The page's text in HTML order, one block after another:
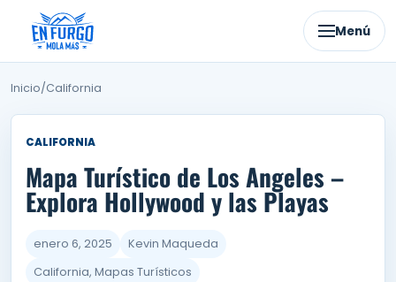
contenido
Menú
Inicio/California
CALIFORNIA
Mapa Turístico de Los Angeles –
Explora Hollywood y las Playas
enero 6, 2025
Kevin Maqueda
California, Mapas Turísticos